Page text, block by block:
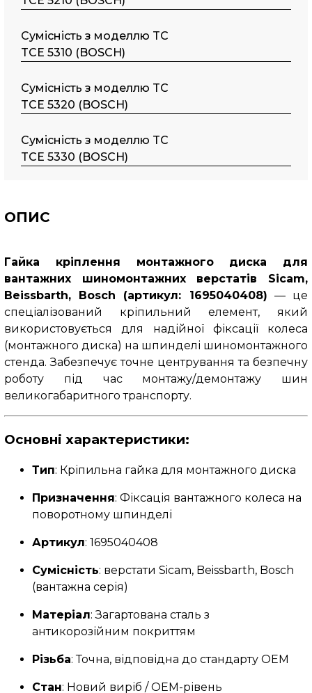
Сумісність з моделлю TC
TCE 5310 (BOSCH)
Сумісність з моделлю TC
TCE 5320 (BOSCH)
Сумісність з моделлю TC
TCE 5330 (BOSCH)
ОПИС
Гайка кріплення монтажного диска для
вантажних шиномонтажних верстатів Sicam,
Beissbarth, Bosch (артикул: 1695040408) — це
спеціалізований кріпильний елемент, який
використовується для надійної фіксації колеса
(монтажного диска) на шпинделі шиномонтажного
стенда. Забезпечує точне центрування та безпечну
роботу під час монтажу/демонтажу шин
великогабаритного транспорту.
Основні характеристики:
Тип: Кріпильна гайка для монтажного диска
Призначення: Фіксація вантажного колеса на
поворотному шпинделі
Артикул: 1695040408
Сумісність: верстати Sicam, Beissbarth, Bosch
(вантажна серія)
Матеріал: Загартована сталь з
антикорозійним покриттям
Різьба: Точна, відповідна до стандарту OEM
Стан: Новий виріб / OEM-рівень